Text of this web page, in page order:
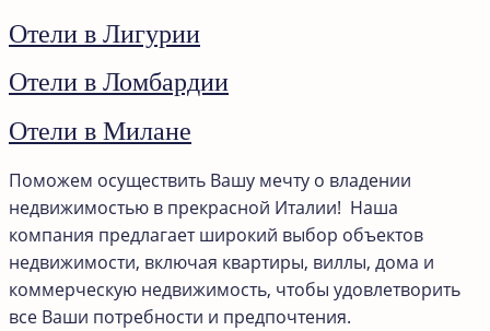
Отели в Лигурии
Отели в Ломбардии
Отели в Милане
Поможем осуществить Вашу мечту о владении
недвижимостью в прекрасной Италии! Наша
компания предлагает широкий выбор объектов
недвижимости, включая квартиры, виллы, дома и
коммерческую недвижимость, чтобы удовлетворить
все Ваши потребности и предпочтения.